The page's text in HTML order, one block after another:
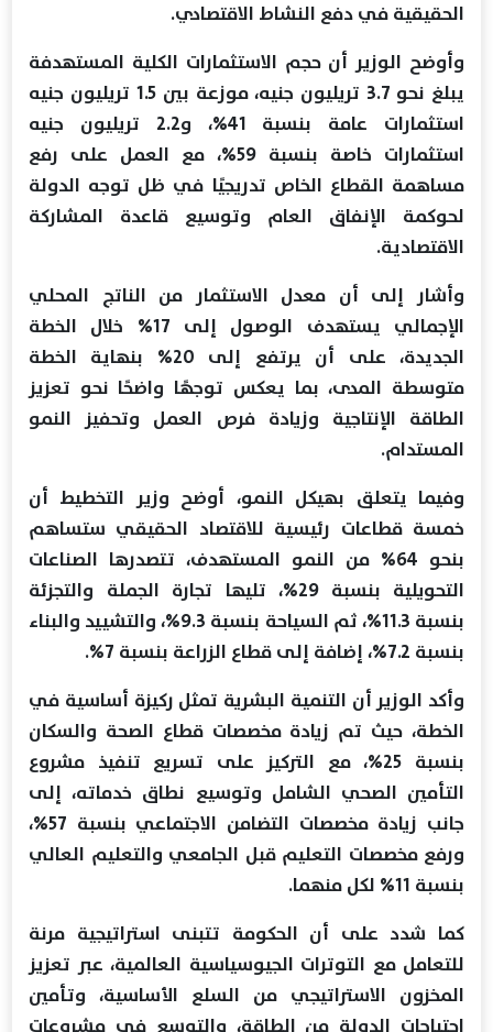
الحقيقية في دفع النشاط الاقتصادي.
وأوضح الوزير أن حجم الاستثمارات الكلية المستهدفة
يبلغ نحو 3.7 تريليون جنيه، موزعة بين 1.5 تريليون جنيه
استثمارات عامة بنسبة 41%، و2.2 تريليون جنيه
استثمارات خاصة بنسبة 59%، مع العمل على رفع
مساهمة القطاع الخاص تدريجيًا في ظل توجه الدولة
لحوكمة الإنفاق العام وتوسيع قاعدة المشاركة
الاقتصادية.
وأشار إلى أن معدل الاستثمار من الناتج المحلي
الإجمالي يستهدف الوصول إلى 17% خلال الخطة
الجديدة، على أن يرتفع إلى 20% بنهاية الخطة
متوسطة المدى، بما يعكس توجهًا واضحًا نحو تعزيز
الطاقة الإنتاجية وزيادة فرص العمل وتحفيز النمو
المستدام.
وفيما يتعلق بهيكل النمو، أوضح وزير التخطيط أن
خمسة قطاعات رئيسية للاقتصاد الحقيقي ستساهم
بنحو 64% من النمو المستهدف، تتصدرها الصناعات
التحويلية بنسبة 29%، تليها تجارة الجملة والتجزئة
بنسبة 11.3%، ثم السياحة بنسبة 9.3%، والتشييد والبناء
بنسبة 7.2%، إضافة إلى قطاع الزراعة بنسبة 7%.
وأكد الوزير أن التنمية البشرية تمثل ركيزة أساسية في
الخطة، حيث تم زيادة مخصصات قطاع الصحة والسكان
بنسبة 25%، مع التركيز على تسريع تنفيذ مشروع
التأمين الصحي الشامل وتوسيع نطاق خدماته، إلى
جانب زيادة مخصصات التضامن الاجتماعي بنسبة 57%،
ورفع مخصصات التعليم قبل الجامعي والتعليم العالي
بنسبة 11% لكل منهما.
كما شدد على أن الحكومة تتبنى استراتيجية مرنة
للتعامل مع التوترات الجيوسياسية العالمية، عبر تعزيز
المخزون الاستراتيجي من السلع الأساسية، وتأمين
احتياجات الدولة من الطاقة، والتوسع في مشروعات